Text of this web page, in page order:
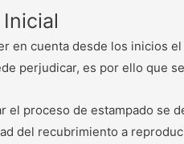
en cuenta desde los inicios
perjudicar, es por ello que
el proceso de estampado se
del recubrimiento a